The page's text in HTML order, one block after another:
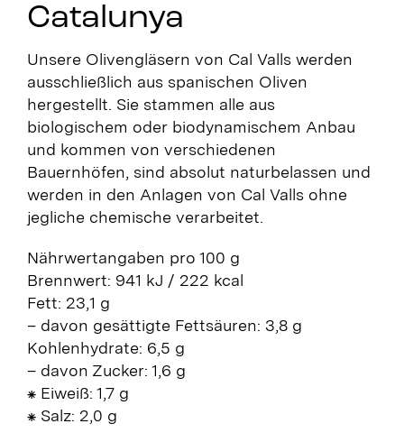
Catalunya
Unsere Olivengläsern von Cal Valls werden
ausschließlich aus spanischen Oliven
hergestellt. Sie stammen alle aus
biologischem oder biodynamischem Anbau
und kommen von verschiedenen
Bauernhöfen, sind absolut naturbelassen und
werden in den Anlagen von Cal Valls ohne
jegliche chemische verarbeitet.
Nährwertangaben pro 100 g
Brennwert: 941 kJ / 222 kcal
Fett: 23,1 g
– davon gesättigte Fettsäuren: 3,8 g
Kohlenhydrate: 6,5 g
– davon Zucker: 1,6 g
⁕ Eiweiß: 1,7 g
⁕ Salz: 2,0 g